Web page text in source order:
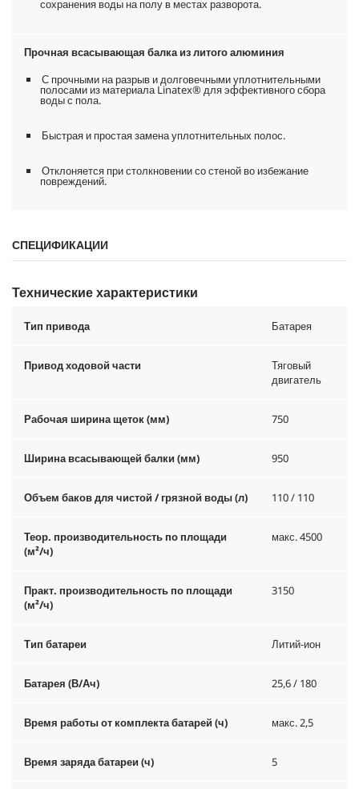
сохранения воды на полу в местах разворота.
Прочная всасывающая балка из литого алюминия
С прочными на разрыв и долговечными уплотнительными
полосами из материала Linatex® для эффективного сбора
воды с пола.
Быстрая и простая замена уплотнительных полос.
Отклоняется при столкновении со стеной во избежание
повреждений.
СПЕЦИФИКАЦИИ
Технические характеристики
Тип привода Батарея
Привод ходовой части
Тяговый
двигатель
Рабочая ширина щеток (мм) 750
Ширина всасывающей балки (мм) 950
Объем баков для чистой / грязной воды (л) 110 / 110
Теор. производительность по площади
(м²/ч)
макс. 4500
Практ. производительность по площади
(м²/ч)
3150
Тип батареи Литий-ион
Батарея (В/Ач) 25,6 / 180
Время работы от комплекта батарей (ч) макс. 2,5
Время заряда батареи (ч) 5